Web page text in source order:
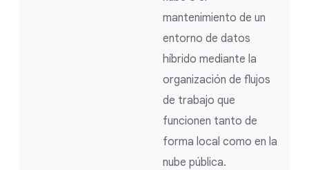
mantenimiento de un
entorno de datos
híbrido mediante la
organización de flujos
de trabajo que
funcionen tanto de
forma local como en la
nube pública.